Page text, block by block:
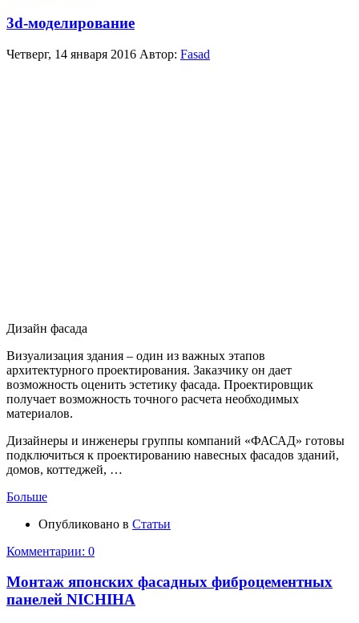
3d-моделирование
Четверг, 14 января 2016 Автор: Fasad
Дизайн фасада
Визуализация здания – один из важных этапов
архитектурного проектирования. Заказчику он дает
возможность оценить эстетику фасада. Проектировщик
получает возможность точного расчета необходимых
материалов.
Дизайнеры и инженеры группы компаний «ФАСАД» готовы
подключиться к проектированию навесных фасадов зданий,
домов, коттеджей, …
Больше
Опубликовано в Статьи
Комментарии: 0
Монтаж японских фасадных фиброцементных
панелей NICHIHA